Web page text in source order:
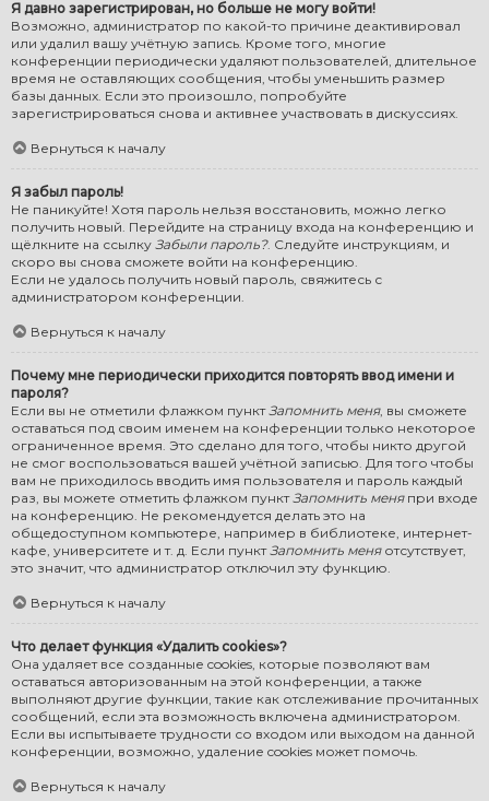
Я давно зарегистрирован, но больше не могу войти!
Возможно, администратор по какой-то причине деактивировал
или удалил вашу учётную запись. Кроме того, многие
конференции периодически удаляют пользователей, длительное
время не оставляющих сообщения, чтобы уменьшить размер
базы данных. Если это произошло, попробуйте
зарегистрироваться снова и активнее участвовать в дискуссиях.
Вернуться к началу
Я забыл пароль!
Не паникуйте! Хотя пароль нельзя восстановить, можно легко
получить новый. Перейдите на страницу входа на конференцию и
щёлкните на ссылку Забыли пароль?. Следуйте инструкциям, и
скоро вы снова сможете войти на конференцию.
Если не удалось получить новый пароль, свяжитесь с
администратором конференции.
Вернуться к началу
Почему мне периодически приходится повторять ввод имени и
пароля?
Если вы не отметили флажком пунктЗапомнить меня, вы сможете
оставаться под своим именем на конференции только некоторое
ограниченное время. Это сделано для того, чтобы никто другой
не смог воспользоваться вашей учётной записью. Для того чтобы
вам не приходилось вводить имя пользователя и пароль каждый
раз, вы можете отметить флажком пунктЗапомнить меняпри входе
на конференцию. Не рекомендуется делать это на
общедоступном компьютере, например в библиотеке, интернет-
кафе, университете и т. д. Если пунктЗапомнить меняотсутствует,
это значит, что администратор отключил эту функцию.
Вернуться к началу
Что делает функция «Удалить cookies»?
Она удаляет все созданные cookies, которые позволяют вам
оставаться авторизованным на этой конференции, а также
выполняют другие функции, такие как отслеживание прочитанных
сообщений, если эта возможность включена администратором.
Если вы испытываете трудности со входом или выходом на данной
конференции, возможно, удаление cookies может помочь.
Вернуться к началу